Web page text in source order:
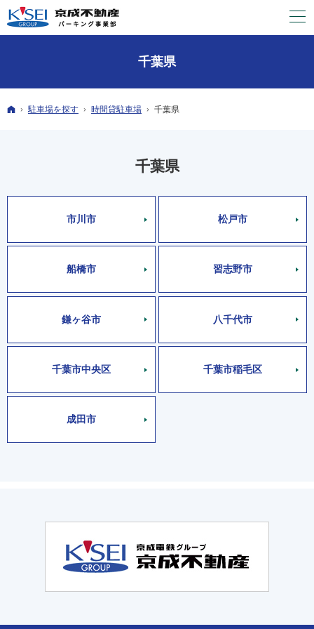
千葉県
ホーム
駐車場を探す 時間貸駐車場 千葉県
千葉県
市川市 松戸市
船橋市 習志野市
鎌ヶ谷市 八千代市
千葉市中央区 千葉市稲毛区
成田市